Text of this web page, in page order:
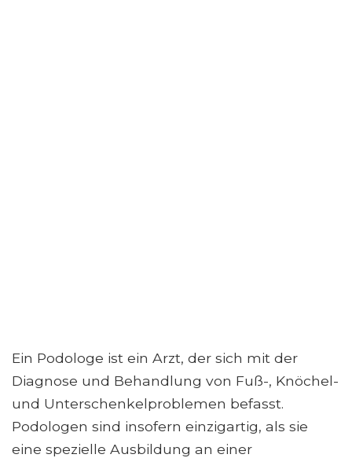
Ein Podologe ist ein Arzt, der sich mit der
Diagnose und Behandlung von Fuß-, Knöchel-
und Unterschenkelproblemen befasst.
Podologen sind insofern einzigartig, als sie
eine spezielle Ausbildung an einer